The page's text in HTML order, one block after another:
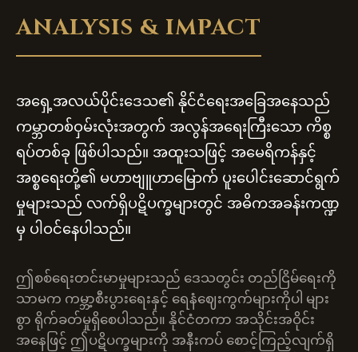
ANALYSIS & IMPACT
အရှေ့အလယ်ပိုင်းဒေသ၏ နိုင်ငံရေးအခြေအနေသည်
ကမ္ဘာတစ်ဝှမ်းလုံးအတွက် အလွန်အရေးကြီးသော ကိစ္စ
ရပ်တစ်ခု ဖြစ်ပါသည်။ အထူးသဖြင့် အမေရိကန်နှင့်
အစ္စရေးတို့၏ မဟာဗျူဟာမြောက် ပူးပေါင်းဆောင်ရွက်
မှုများသည် လက်ရှိပဋိပက္ခများတွင် အဓိကအခန်းကဏ္ဍ
မှ ပါဝင်နေပါသည်။
ဤစစ်ရေးတင်းမာမှုများသည် ဒေသတွင်း တည်ငြိမ်ရေးကို
သာမက ကမ္ဘာ့စီးပွားရေးနှင့် ရေနံဈေးကွက်များကိုပါ များ
စွာ ရိုက်ခတ်မှုရှိစေပါသည်။ နိုင်ငံတကာ အသိုင်းအဝိုင်း
အနေဖြင့် ဤပဋိပက္ခများကို အနီးကပ် စောင့်ကြည့်လျက်ရှိ